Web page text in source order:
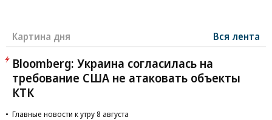
Картина дня Вся лента
Bloomberg: Украина согласилась на
требование США не атаковать объекты
КТК
Главные новости к утру 8 августа